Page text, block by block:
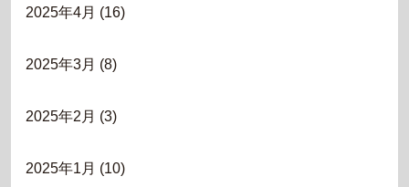
2025年4月 (16)
2025年3月 (8)
2025年2月 (3)
2025年1月 (10)